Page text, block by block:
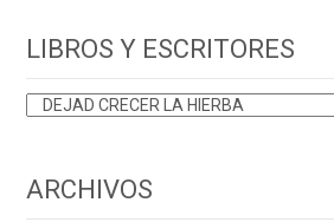
LIBROS Y ESCRITORES
LIBROS
ARCHIVOS